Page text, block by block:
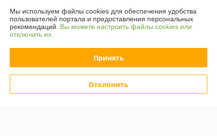
Спасибо за рекомендацию краски Амфиболин от капарол. Она
хорошо наносится, создает прочное покрытие. Хорошо смывается
Показать все отзывы
О нас
Мы используем файлы cookies для обеспечения удобства
пользователей портала и предоставления персональных
рекомендаций. Вы можете настроить файлы cookies или
отключить их.
Принять
Отклонить